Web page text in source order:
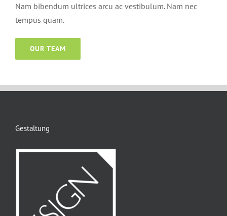
Nam bibendum ultrices arcu ac vestibulum. Nam nec
tempus quam.
OUR TEAM
Gestaltung